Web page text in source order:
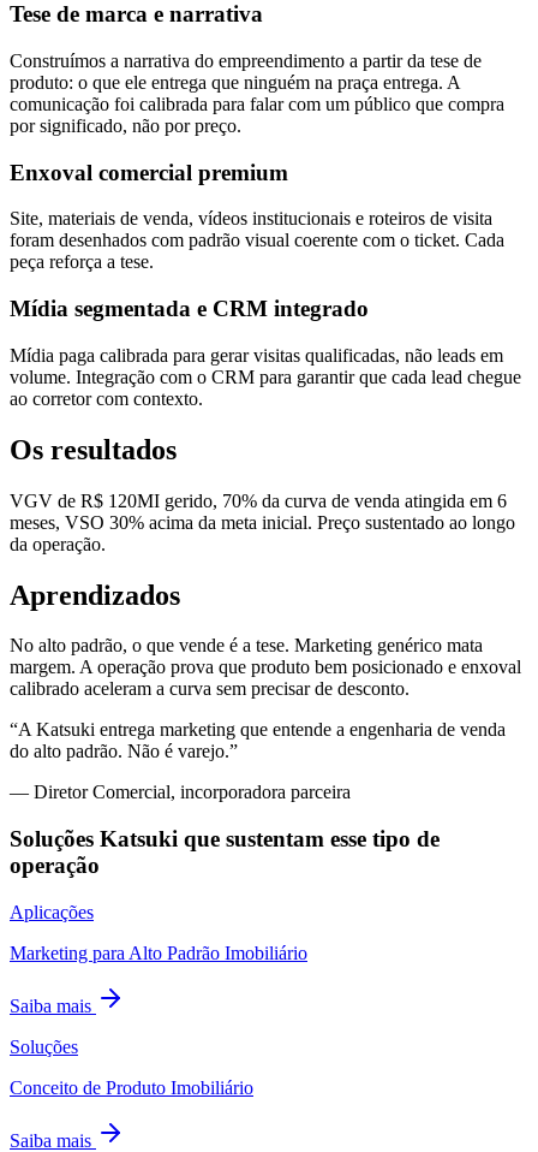
Tese de marca e narrativa
Construímos a narrativa do empreendimento a partir da tese de
produto: o que ele entrega que ninguém na praça entrega. A
comunicação foi calibrada para falar com um público que compra
por significado, não por preço.
Enxoval comercial premium
Site, materiais de venda, vídeos institucionais e roteiros de visita
foram desenhados com padrão visual coerente com o ticket. Cada
peça reforça a tese.
Mídia segmentada e CRM integrado
Mídia paga calibrada para gerar visitas qualificadas, não leads em
volume. Integração com o CRM para garantir que cada lead chegue
ao corretor com contexto.
Os resultados
VGV de R$ 120MI gerido, 70% da curva de venda atingida em 6
meses, VSO 30% acima da meta inicial. Preço sustentado ao longo
da operação.
Aprendizados
No alto padrão, o que vende é a tese. Marketing genérico mata
margem. A operação prova que produto bem posicionado e enxoval
calibrado aceleram a curva sem precisar de desconto.
“A Katsuki entrega marketing que entende a engenharia de venda
do alto padrão. Não é varejo.”
— Diretor Comercial, incorporadora parceira
Soluções Katsuki que sustentam esse tipo de
operação
Aplicações
Marketing para Alto Padrão Imobiliário
Saiba mais
Soluções
Conceito de Produto Imobiliário
Saiba mais